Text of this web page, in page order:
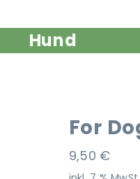
Hund
For
9,50 €